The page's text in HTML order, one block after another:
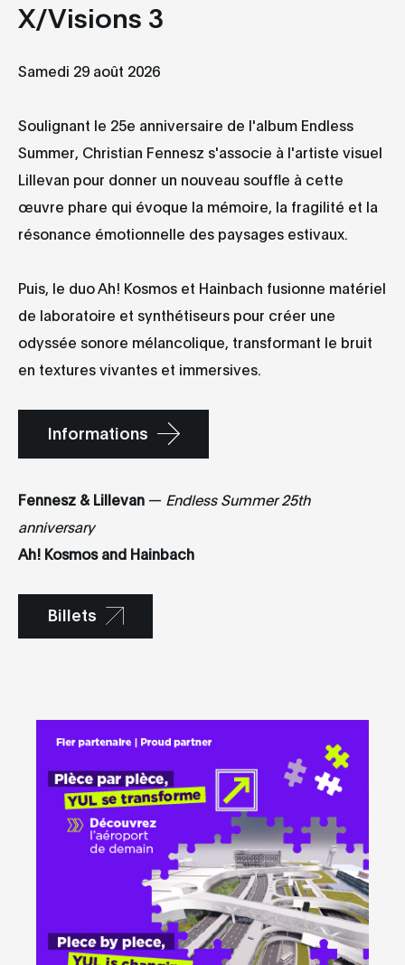
X/Visions 3
Samedi 29 août 2026
Soulignant le 25e anniversaire de l'album Endless
Summer, Christian Fennesz s'associe à l'artiste visuel
Lillevan pour donner un nouveau souffle à cette
œuvre phare qui évoque la mémoire, la fragilité et la
résonance émotionnelle des paysages estivaux.
Puis, le duo Ah! Kosmos et Hainbach fusionne matériel
de laboratoire et synthétiseurs pour créer une
odyssée sonore mélancolique, transformant le bruit
en textures vivantes et immersives.
Informations
Fennesz & Lillevan — Endless Summer 25th
anniversary
Ah! Kosmos and Hainbach
Billets